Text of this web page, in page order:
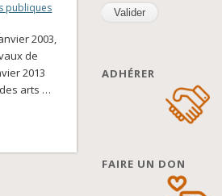
publiques
2003,
de
2013
arts …
ADHÉRER
FAIRE UN DON